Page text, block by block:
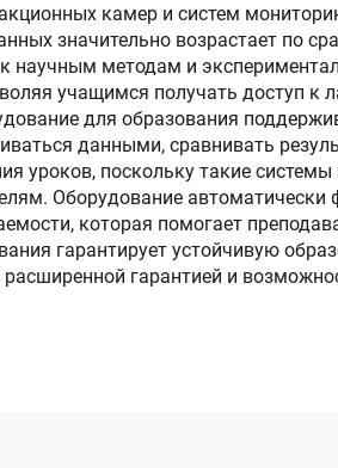
камер и систем
значительно возрастает по
к научным методам и
учащимся получать доступ к
для образования
данными, сравнивать
уроков, поскольку такие
Оборудование
которая помогает
гарантирует устойчивую
гарантией и